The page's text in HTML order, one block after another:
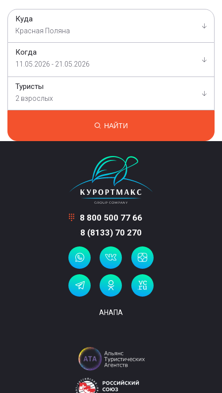
Куда
Красная Поляна
Когда
11.05.2026 - 21.05.2026
Туристы
2 взрослых
НАЙТИ
8 800 500 77 66
8 (8133) 70 270
АНАПА